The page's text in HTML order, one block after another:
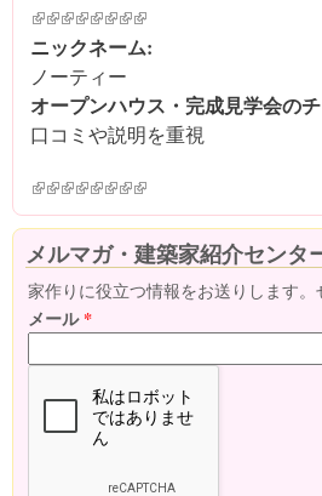
(link is external)
(link is external)
(link is external)
(link is external)
(link is external)
(link is external)
(link is external)
(link is external)
ニックネーム:
ノーティー
オープンハウス・完成見学会の
口コミや説明を重視
(link is external)
(link is external)
(link is external)
(link is external)
(link is external)
(link is external)
(link is external)
(link is external)
メルマガ・建築家紹介センタ
家作りに役立つ情報をお送りします。
メール*